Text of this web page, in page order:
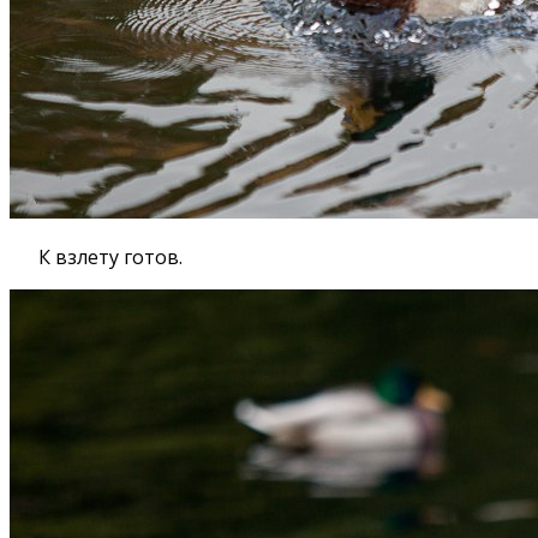
К взлету готов.